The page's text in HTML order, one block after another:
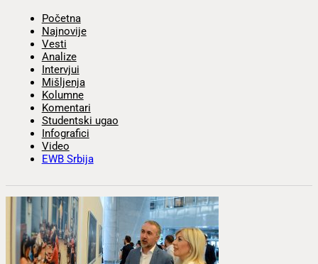
Početna
Najnovije
Vesti
Analize
Intervjui
Mišljenja
Kolumne
Komentari
Studentski ugao
Infografici
Video
EWB Srbija